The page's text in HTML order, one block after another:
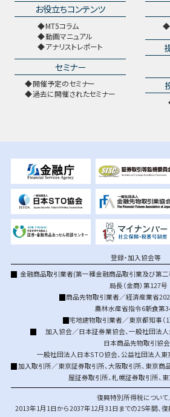
お役立ちコンテンツ
MT5コラム
動画マニュアル
アナリストレポート
セミナー
開催予定のセミナー
過去に開催されたセミナー
登録・加入協会等
金融商品取引業者(第一種金融商品取引業及び第
局長（金商）第127号
商品先物取引業者／経済産業省
農林水産省指令6新食第
宅地建物取引業者／東京都知事（1
加入協会／日本証券業協会、一般社団法
日本商品先物取引協会
一般社団法人日本STO協会、公益社団法人東
加入取引所／東京証券取引所、大阪取引所、 東京商
屋証券取引所、札幌証券取引所、
復興特別所得税について
2013年1月1日から2037年12月31日までの25年間、復